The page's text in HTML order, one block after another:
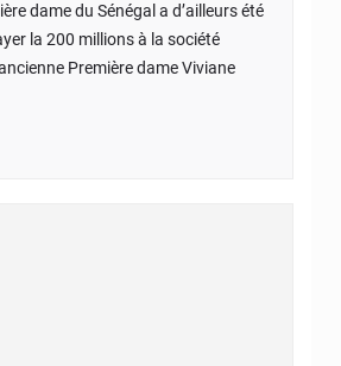
dame du Sénégal a d’ailleurs été
la 200 millions à la société
Première dame Viviane